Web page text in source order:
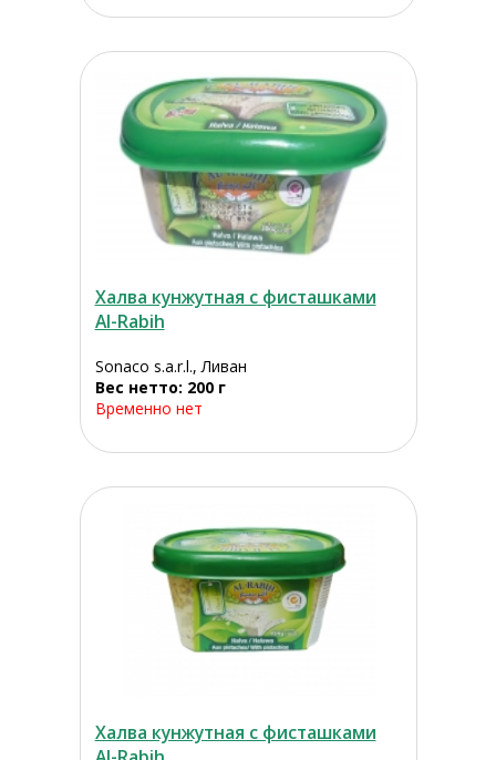
Халва кунжутная с фисташками
Al-Rabih
Sonaco s.a.r.l., Ливан
Вес нетто: 200 г
Временно нет
Халва кунжутная с фисташками